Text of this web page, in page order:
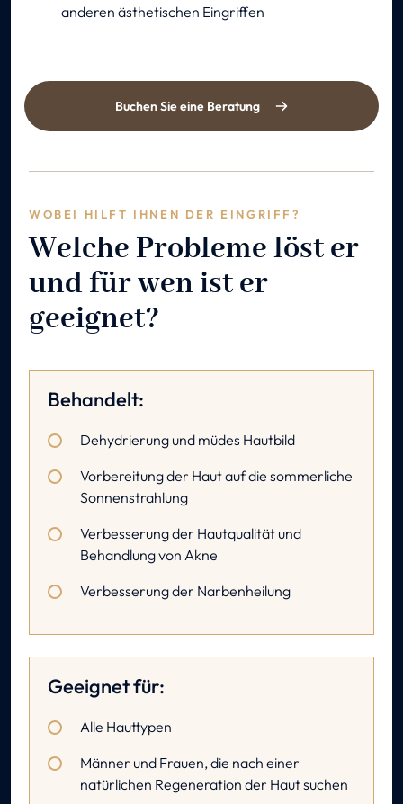
anderen ästhetischen Eingriffen
Buchen Sie eine Beratung
WOBEI HILFT IHNEN DER EINGRIFF?
Welche Probleme löst er
und für wen ist er
geeignet?
Behandelt:
Dehydrierung und müdes Hautbild
Vorbereitung der Haut auf die sommerliche
Sonnenstrahlung
Verbesserung der Hautqualität und
Behandlung von Akne
Verbesserung der Narbenheilung
Geeignet für:
Alle Hauttypen
Männer und Frauen, die nach einer
natürlichen Regeneration der Haut suchen